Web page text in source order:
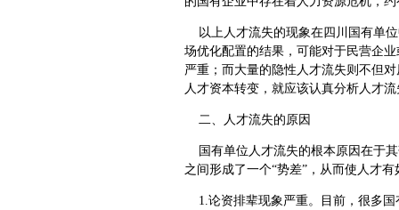
以上人才流失的现象在四川国有单
场优化配置的结果，可能对于民营企
严重；而大量的隐性人才流失则不但
人才资本转变，就应该认真分析人才
二、人才流失的原因
国有单位人才流失的根本原因在于
之间形成了一个“势差”，从而使人才
1.论资排辈现象严重。目前，很多国